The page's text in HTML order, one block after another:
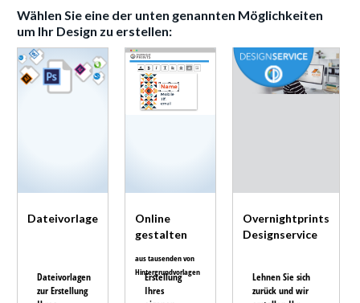
Wählen Sie eine der unten genannten Möglichkeiten
um Ihr Design zu erstellen:
Dateivorlage
Dateivorlagen
zur Erstellung
Online
gestalten
aus tausenden von
Hintergrundvorlagen
Erstellung
Ihres
Overnightprints
Designservice
Lehnen Sie sich
zurück und wir